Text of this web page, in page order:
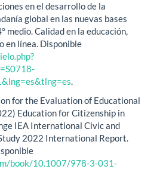
en el desarrollo de la
global en las nuevas bases
medio. Calidad en la educación,
en línea. Disponible
.
for the Evaluation of Educational
Education for Citizenship in
IEA International Civic and
2022 International Report.
book/10.1007/978-3-031-